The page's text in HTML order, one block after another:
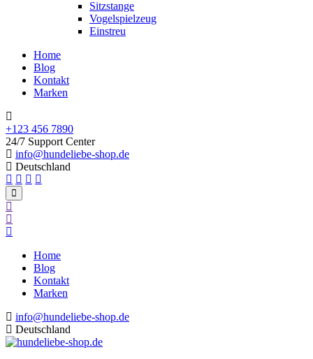
Sitzstange
Vogelspielzeug
Einstreu
Home
Blog
Kontakt
Marken
+123 456 7890
24/7 Support Center
info@hundeliebe-shop.de
Deutschland
Home
Blog
Kontakt
Marken
info@hundeliebe-shop.de
Deutschland